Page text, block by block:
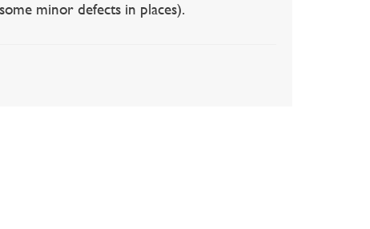
minor defects in places).